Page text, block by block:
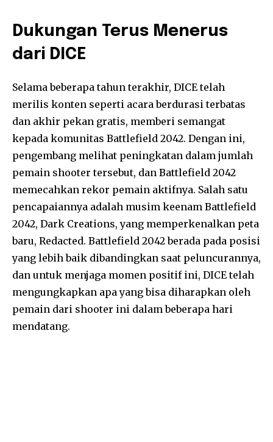
Dukungan Terus Menerus
dari DICE
Selama beberapa tahun terakhir, DICE telah
merilis konten seperti acara berdurasi terbatas
dan akhir pekan gratis, memberi semangat
kepada komunitas Battlefield 2042. Dengan ini,
pengembang melihat peningkatan dalam jumlah
pemain shooter tersebut, dan Battlefield 2042
memecahkan rekor pemain aktifnya. Salah satu
pencapaiannya adalah musim keenam Battlefield
2042, Dark Creations, yang memperkenalkan peta
baru, Redacted. Battlefield 2042 berada pada posisi
yang lebih baik dibandingkan saat peluncurannya,
dan untuk menjaga momen positif ini, DICE telah
mengungkapkan apa yang bisa diharapkan oleh
pemain dari shooter ini dalam beberapa hari
mendatang.